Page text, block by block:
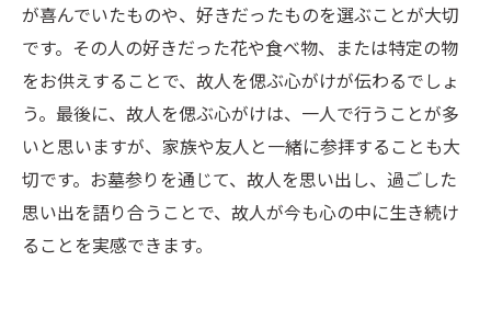
が喜んでいたものや、好きだったものを選ぶことが大切
です。その人の好きだった花や食べ物、または特定の物
をお供えすることで、故人を偲ぶ心がけが伝わるでしょ
う。最後に、故人を偲ぶ心がけは、一人で行うことが多
いと思いますが、家族や友人と一緒に参拝することも大
切です。お墓参りを通じて、故人を思い出し、過ごした
思い出を語り合うことで、故人が今も心の中に生き続け
ることを実感できます。